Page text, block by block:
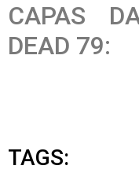
CAPAS
DEAD 79:
TAGS: